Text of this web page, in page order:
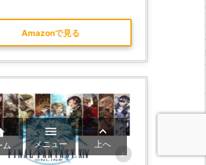
Amazonで見る
ム

メニュー

上へ